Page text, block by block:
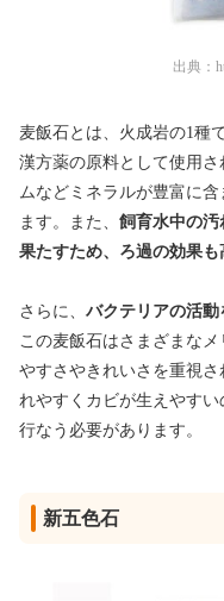
出典：
麦飯石とは、火成岩の1種
漢方薬の原料として使用
ムなどミネラルが豊富に
ます。また、 飼育水中の
果たすため、ろ過の効果も
さらに、 バクテリアの活動
この麦飯石はさまざまな
やすさやきれいさを重視
れやすくカビが生えやす
行なう必要があります。
新五色石